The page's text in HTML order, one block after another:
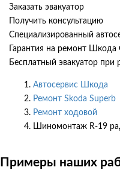
Заказать эвакуатор
Получить консультацию
Специализированный
Гарантия на ремонт Шкода
Бесплатный эвакуатор при
Автосервис Шкода
Ремонт Skoda Superb
Ремонт ходовой
Шиномонтаж R-19
Примеры наших